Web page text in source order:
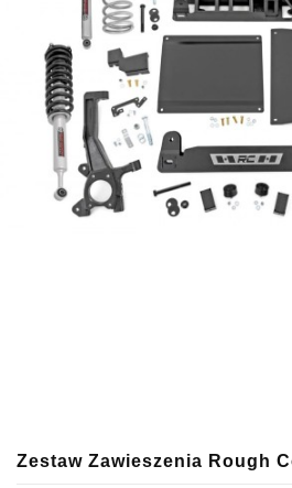
Zestaw Zawieszenia Rough